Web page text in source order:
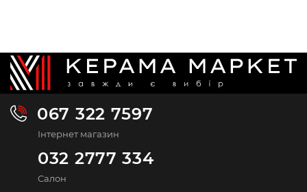
067 322 7597
Інтернет магазин
032 2777 334
Салон